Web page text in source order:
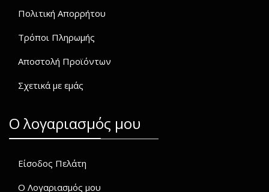
Πολιτική Απορρήτου
Τρόποι Πληρωμής
Αποστολή Προϊόντων
Σχετικά με εμάς
O λογαριασμός μου
Είσοδος Πελάτη
Ο Λογαριασμός μου